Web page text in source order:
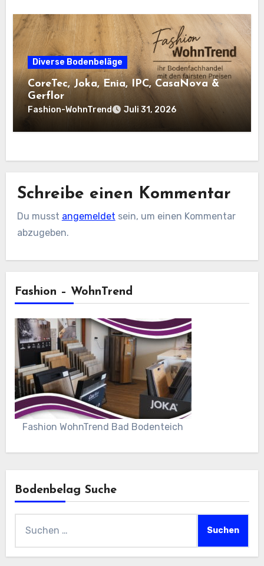
Diverse Bodenbeläge
CoreTec, Joka, Enia, IPC, CasaNova &
Gerflor
Fashion-WohnTrend Juli 31, 2026
Schreibe einen Kommentar
Du musst angemeldet sein, um einen Kommentar
abzugeben.
Fashion – WohnTrend
Fashion WohnTrend Bad Bodenteich
Bodenbelag Suche